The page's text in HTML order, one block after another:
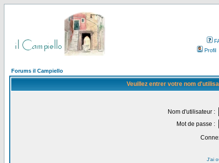
Profil
Forums il Campiello
Veuillez entrer votre nom
Nom d'utilisateur :
Mot de passe :
J'ai